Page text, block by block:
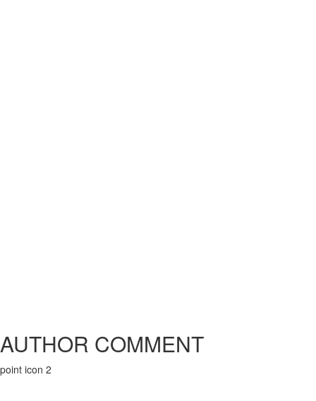
AUTHOR COMMENT
point icon 2